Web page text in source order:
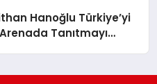
Hanoğlu Türkiye’yi
Tanıtmayı